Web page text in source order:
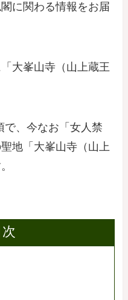
に関わる情報をお届
大峯山寺（山上蔵王
で、今なお「女人禁
地「大峯山寺（山上
次